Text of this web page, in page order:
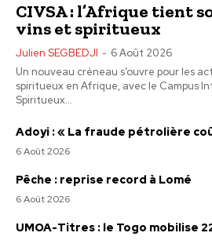
CIVSA : l’Afrique tient
vins et spiritueux
Julien SEGBEDJI - 6 Août 2026
Un nouveau créneau s’ouvre pour les
spiritueux en Afrique, avec le Campus
Spiritueux...
Adoyi : « La fraude pétrolière
6 Août 2026
Pêche : reprise record à Lomé
6 Août 2026
UMOA-Titres : le Togo mobilise